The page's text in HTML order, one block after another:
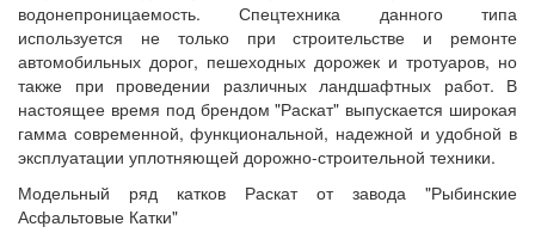
водонепроницаемость. Спецтехника данного типа
используется не только при строительстве и ремонте
автомобильных дорог, пешеходных дорожек и тротуаров, но
также при проведении различных ландшафтных работ. В
настоящее время под брендом "Раскат" выпускается широкая
гамма современной, функциональной, надежной и удобной в
эксплуатации уплотняющей дорожно-строительной техники.
Модельный ряд катков Раскат от завода "Рыбинские
Асфальтовые Катки"